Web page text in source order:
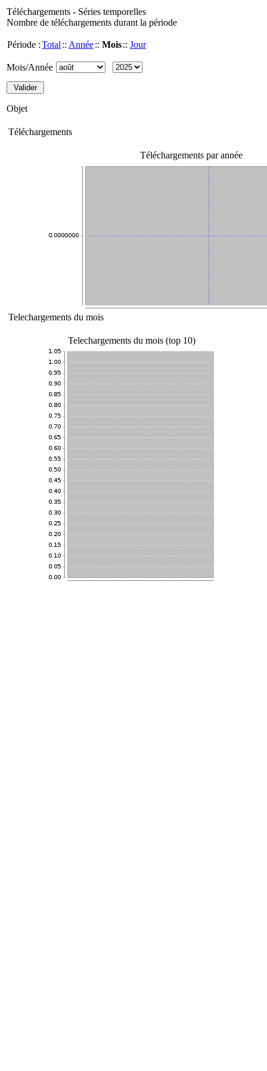
Téléchargements - Séries temporelles
Nombre de téléchargements durant la période
Période :Total :: Année:: Mois:: Jour
Mois/Année
Objet
Téléchargements
Téléchargements par année
Telechargements du mois
Telechargements du mois (top 10)